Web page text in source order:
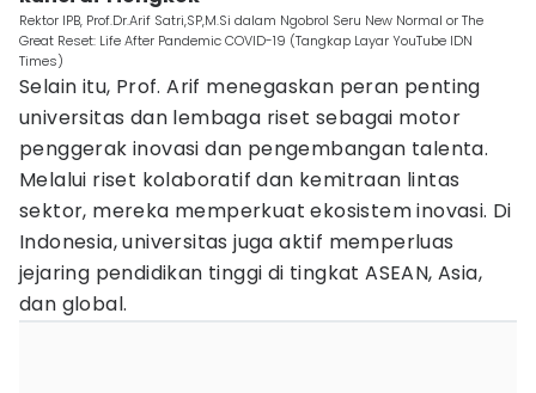
Rektor IPB, Prof.Dr.Arif Satri,SP,M.Si dalam Ngobrol Seru New Normal or The
Great Reset: Life After Pandemic COVID-19⁣⁣⁣⁣⁣⁣⁣⁣⁣⁣ (Tangkap Layar YouTube IDN
Times)
Selain itu, Prof. Arif menegaskan peran penting
universitas dan lembaga riset sebagai motor
penggerak inovasi dan pengembangan talenta.
Melalui riset kolaboratif dan kemitraan lintas
sektor, mereka memperkuat ekosistem inovasi. Di
Indonesia, universitas juga aktif memperluas
jejaring pendidikan tinggi di tingkat ASEAN, Asia,
dan global.